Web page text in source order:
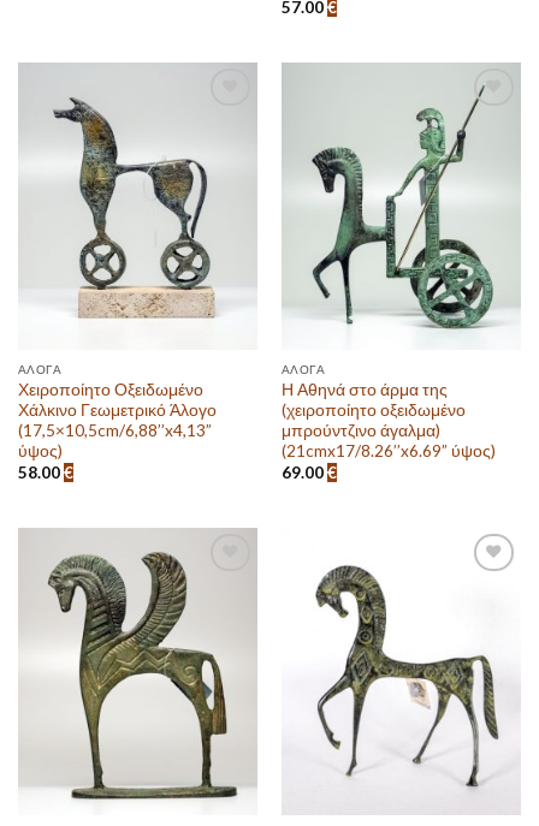
57.00€
Πρόσθεσε
στην λίστα
επιθυμιών
ΆΛΟΓΑ
Χειροποίητο Οξειδωμένο
Χάλκινο Γεωμετρικό Άλογο
(17,5×10,5cm/6,88’’x4,13”
ύψος)
58.00€
Πρόσθεσε
στην λίστα
ΆΛΟΓΑ
Η Αθηνά στο άρμα της
(χειροποίητο οξειδωμένο
μπρούντζινο άγαλμα)
(21cmx17/8.26’’x6.69” ύψος)
69.00€
στην λίστα
επιθυμιών
επιθυμιών